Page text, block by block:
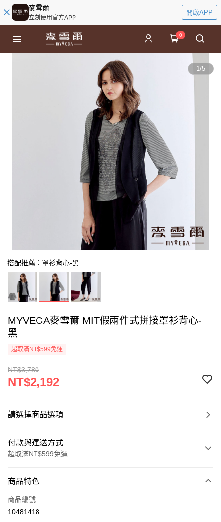
麥雪爾
立刻使用官方APP
開啟APP
0
1/5
搭配推薦：罩衫背心-黑
MYVEGA麥雪爾 MIT假兩件式拼接罩衫背心-
黑
超取滿NT$599免運
NT$3,780
NT$2,192
請選擇商品選項
付款與運送方式
超取滿NT$599免運
信用卡一次付款
信用卡分期付款
商品特色
商品編號
10481418